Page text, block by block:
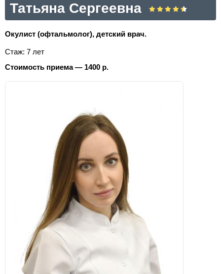
Татьяна Сергеевна
Окулист (офтальмолог), детский врач.
Стаж: 7 лет
Стоимость приема — 1400 р.